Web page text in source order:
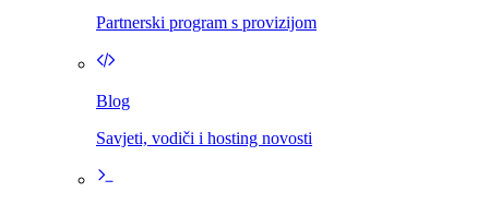
Partnerski program s provizijom
Blog
Savjeti, vodiči i hosting novosti